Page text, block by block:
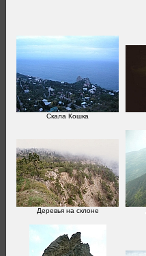
Скала Кошка
Деревья на склоне